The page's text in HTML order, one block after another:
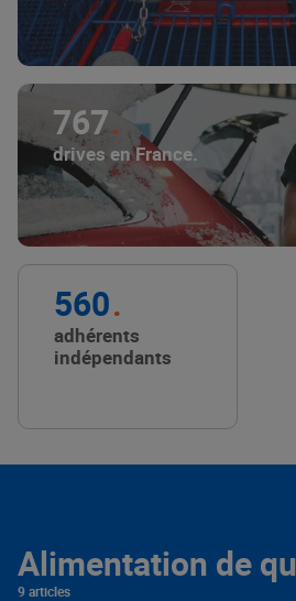
767
drives en France.
560
adhérents
indépendants
Alimentation de
9 articles